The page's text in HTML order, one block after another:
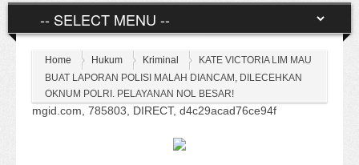
Home Hukum Kriminal
KATE VICTORIA LIM MAU
BUAT LAPORAN POLISI MALAH DIANCAM, DILECEHKAN
OKNUM POLRI. PELAYANAN NOL BESAR!
mgid.com, 785803, DIRECT, d4c29acad76ce94f